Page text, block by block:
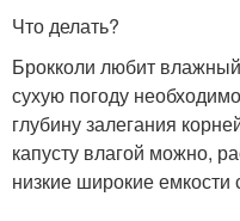
Что делать?
Брокколи любит
сухую погоду
глубину залегания
капусту влагой можно,
низкие широкие емкости